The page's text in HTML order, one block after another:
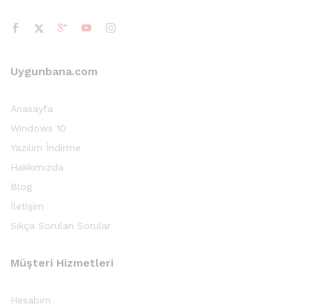
Uygunbana.com
Anasayfa
Windows 10
Yazılım İndirme
Hakkımızda
Blog
İletişim
Sıkça Sorulan Sorular
Müşteri Hizmetleri
Hesabım